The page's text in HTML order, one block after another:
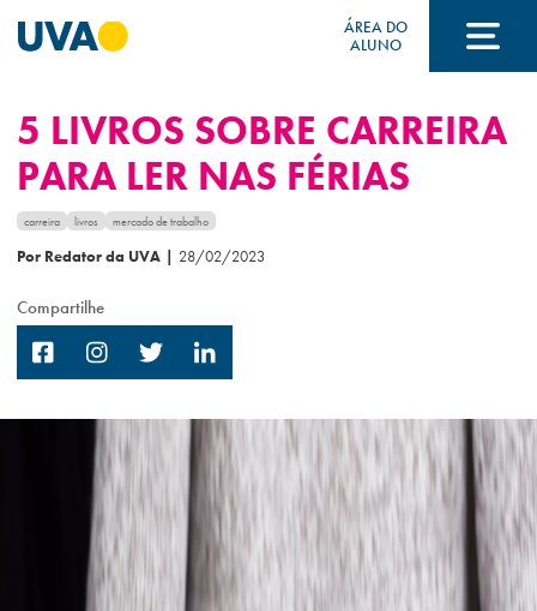
ÁREA DO
ALUNO
A UVA
CURSOS
FORMAS DE INGRESSO
Acontece na UVA
Campi/Unidades
5 LIVROS SOBRE CARREIRA
PARA LER NAS FÉRIAS
carreira livros mercado de trabalho
Por Redator da UVA | 28/02/2023
Compartilhe